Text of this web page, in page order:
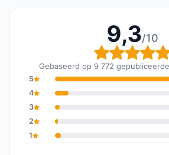
9,3/10
Gebaseerd op 9 772
5
4
3
2
1